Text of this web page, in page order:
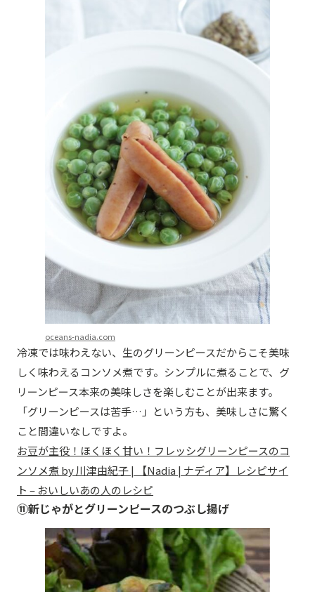
oceans-nadia.com
冷凍では味わえない、生のグリーンピースだからこそ美味
しく味わえるコンソメ煮です。シンプルに煮ることで、グ
リーンピース本来の美味しさを楽しむことが出来ます。
「グリーンピースは苦手…」という方も、美味しさに驚く
こと間違いなしですよ。
お豆が主役！ほくほく甘い！フレッシグリーンピースのコ
ンソメ煮 by 川津由紀子 | 【Nadia | ナディア】レシピサイ
ト – おいしいあの人のレシピ
⑪新じゃがとグリーンピースのつぶし揚げ